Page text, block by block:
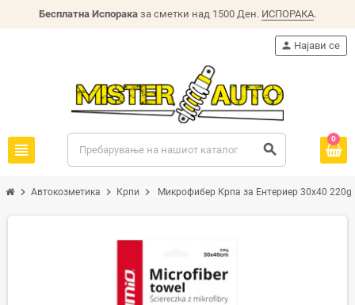
Бесплатна Испорака за сметки над 1500 Ден. ИСПОРАКА.
view_headline search
person Најави се
0
chevron_right Автокозметика chevron_right Крпи chevron_right Микрофибер Крпа за Ентериер 30x40 220g